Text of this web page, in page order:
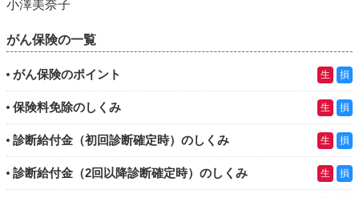
小澤美奈子
がん保険の一覧
がん保険のポイント 生 損
保険料免除のしくみ 生 損
診断給付金（初回診断確定時）のしくみ 生 損
診断給付金（2回以降診断確定時）のしくみ 生 損